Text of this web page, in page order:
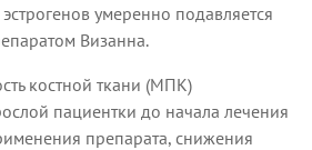
умеренно подавляется
Визанна.
костной ткани (МПК)
пациентки до начала лечения
препарата, снижения